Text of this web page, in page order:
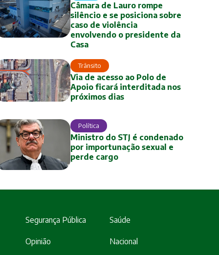
Câmara de Lauro rompe
silêncio e se posiciona sobre
caso de violência
envolvendo o presidente da
Casa
Trânsito
Via de acesso ao Polo de
Apoio ficará interditada nos
próximos dias
Política
Ministro do STJ é condenado
por importunação sexual e
perde cargo
Segurança Pública Saúde
Opinião Nacional